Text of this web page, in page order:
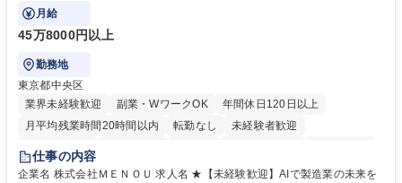
ルドセールスをつなぐ役割として、
月給
45万8000円以上
勤務地
東京都中央区
業界未経験歓迎
副業・WワークOK
年間休日120日以上
月平均残業時間20時間以内
転勤なし
未経験者歓迎
時短勤務あり
駅近5分以内
土日祝休み 服装自由
仕事の内容
企業名 株式会社ＭＥＮＯＵ 求人名 ★【未経験歓迎】AIで製造業の未来を